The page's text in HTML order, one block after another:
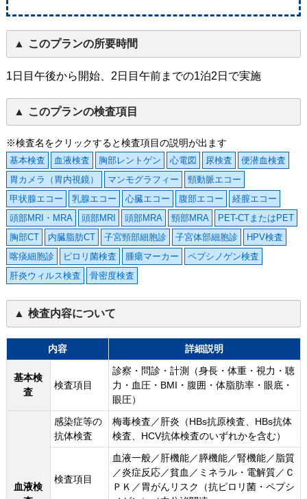
このプランの所要時間
1日目午後から開始、2日目午前までの1泊2日で実施
このプランの検査項目
※検査名をクリックすると検査項目の説明が出ます
基本検査 血液検査 胸部レントゲン 心電図 尿検査
便潜血検査
胃カメラ（胃内視鏡）
マンモグラフィー
頸動脈エコー
甲状腺エコー
乳腺エコー 心臓エコー 腹部エコー
経膣エコー
頭部MRI・MRA
頭部MRI 頭部MRA 頸部MRA
PET-CTまたはPET
胸部CT
内臓脂肪CT 子宮頸部細胞診 子宮体部細胞診
HPV検査
喀痰細胞診
ピロリ菌検査 腫瘍マーカー
ペプシノゲン検査
肝炎ウィルス検査
骨密度検査
検査内容について
内容 詳細説明
基本検
査
検査項目
診察・問診・計測（身長・体重・視力・聴
力・血圧・BMI・腹囲・体脂肪率・眼底・
眼圧）
血液検
感染症等の
抗体検査
梅毒検査／肝炎（HBs抗原検査、HBs抗体
検査、HCV抗体検査のいずれかを含む）
検査項目
血液一般／肝機能／膵機能／腎機能／脂質
／炎症反応／貧血／ミネラル・電解質／Ｃ
ＰＫ／胃がんリスク（抗ピロリ菌・ペプシ